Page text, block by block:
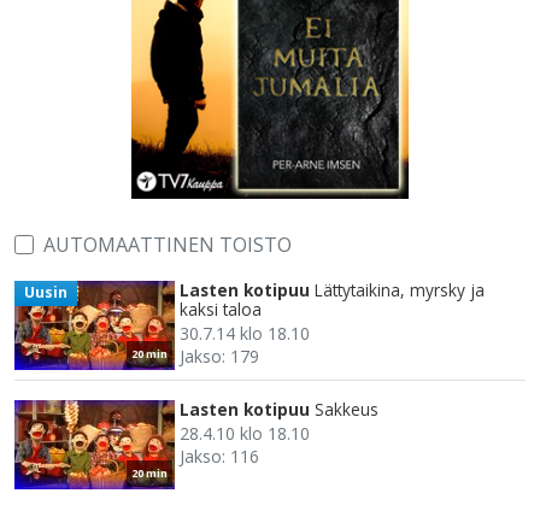
AUTOMAATTINEN TOISTO
20 min
Uusin Lasten kotipuu Lättytaikina, myrsky ja
kaksi taloa
30.7.14 klo 18.10
Jakso: 179
20 min
Lasten kotipuu Sakkeus
28.4.10 klo 18.10
Jakso: 116